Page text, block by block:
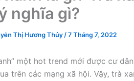
nghĩa gì?
Thị Hương Thủy /7 Tháng 7, 2022
một hot trend mới được cư
trên các mạng xã hội. Vậy, trà